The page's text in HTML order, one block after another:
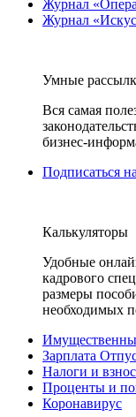
Журнал
Журнал
Умные
Вся самая
бизнес-
Подписаться
Калькуляторы
Удобные
кадрового
размеры
необходимых
Зарплата
Налоги и
Проценты и
Коронавирус